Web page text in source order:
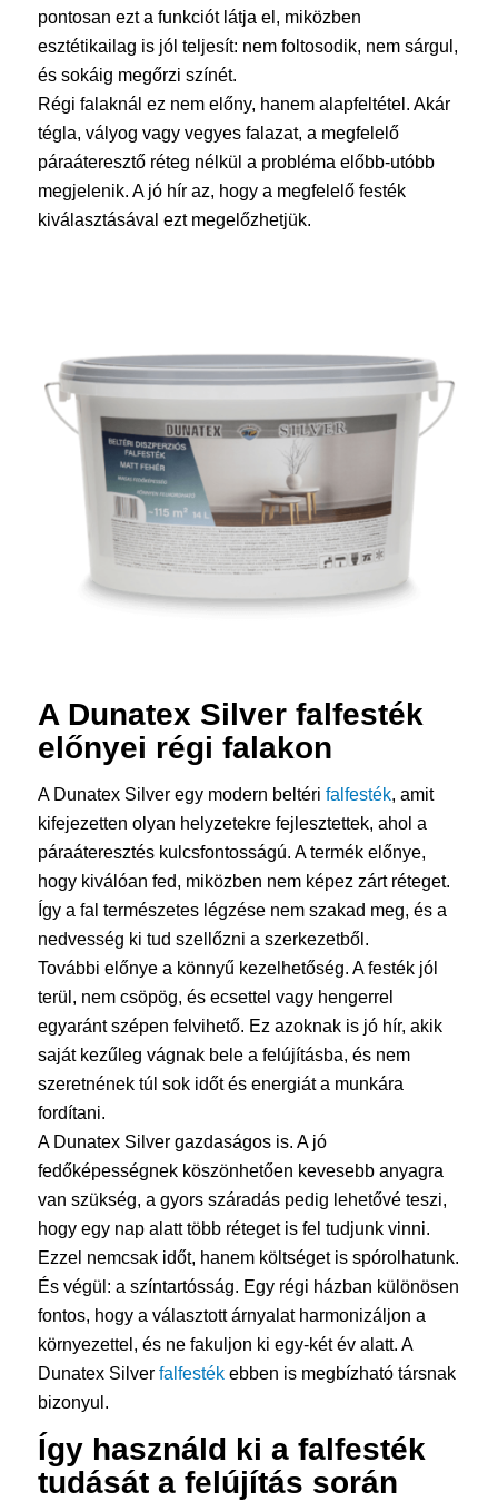
pontosan ezt a funkciót látja el, miközben
esztétikailag is jól teljesít: nem foltosodik, nem sárgul,
és sokáig megőrzi színét.
Régi falaknál ez nem előny, hanem alapfeltétel. Akár
tégla, vályog vagy vegyes falazat, a megfelelő
páraáteresztő réteg nélkül a probléma előbb-utóbb
megjelenik. A jó hír az, hogy a megfelelő festék
kiválasztásával ezt megelőzhetjük.
A Dunatex Silver falfesték
előnyei régi falakon
A Dunatex Silver egy modern beltéri falfesték, amit
kifejezetten olyan helyzetekre fejlesztettek, ahol a
páraáteresztés kulcsfontosságú. A termék előnye,
hogy kiválóan fed, miközben nem képez zárt réteget.
Így a fal természetes légzése nem szakad meg, és a
nedvesség ki tud szellőzni a szerkezetből.
További előnye a könnyű kezelhetőség. A festék jól
terül, nem csöpög, és ecsettel vagy hengerrel
egyaránt szépen felvihető. Ez azoknak is jó hír, akik
saját kezűleg vágnak bele a felújításba, és nem
szeretnének túl sok időt és energiát a munkára
fordítani.
A Dunatex Silver gazdaságos is. A jó
fedőképességnek köszönhetően kevesebb anyagra
van szükség, a gyors száradás pedig lehetővé teszi,
hogy egy nap alatt több réteget is fel tudjunk vinni.
Ezzel nemcsak időt, hanem költséget is spórolhatunk.
És végül: a színtartósság. Egy régi házban különösen
fontos, hogy a választott árnyalat harmonizáljon a
környezettel, és ne fakuljon ki egy-két év alatt. A
Dunatex Silver falfestékebben is megbízható társnak
bizonyul.
Így használd ki a falfesték
tudását a felújítás során